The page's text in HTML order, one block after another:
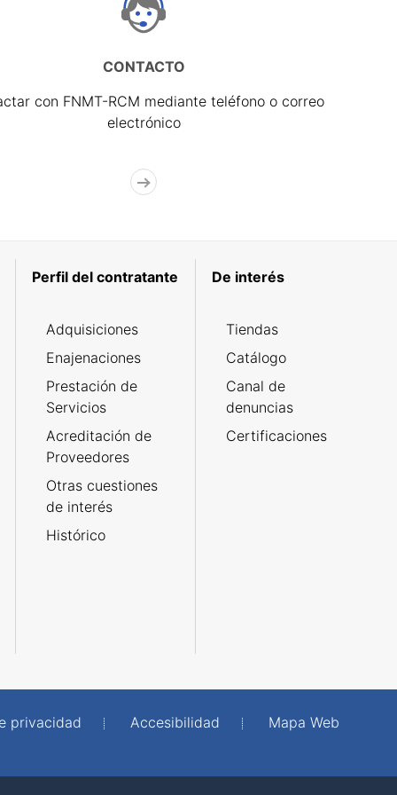
CONTACTO
con FNMT-RCM mediante teléfono o correo
electrónico
Perfil del contratante
Adquisiciones
Enajenaciones
Prestación de
Servicios
Acreditación de
Proveedores
Otras cuestiones
de interés
Histórico
De interés
Tiendas
Catálogo
Canal de
denuncias
Certificaciones
privacidad Accesibilidad
Mapa Web